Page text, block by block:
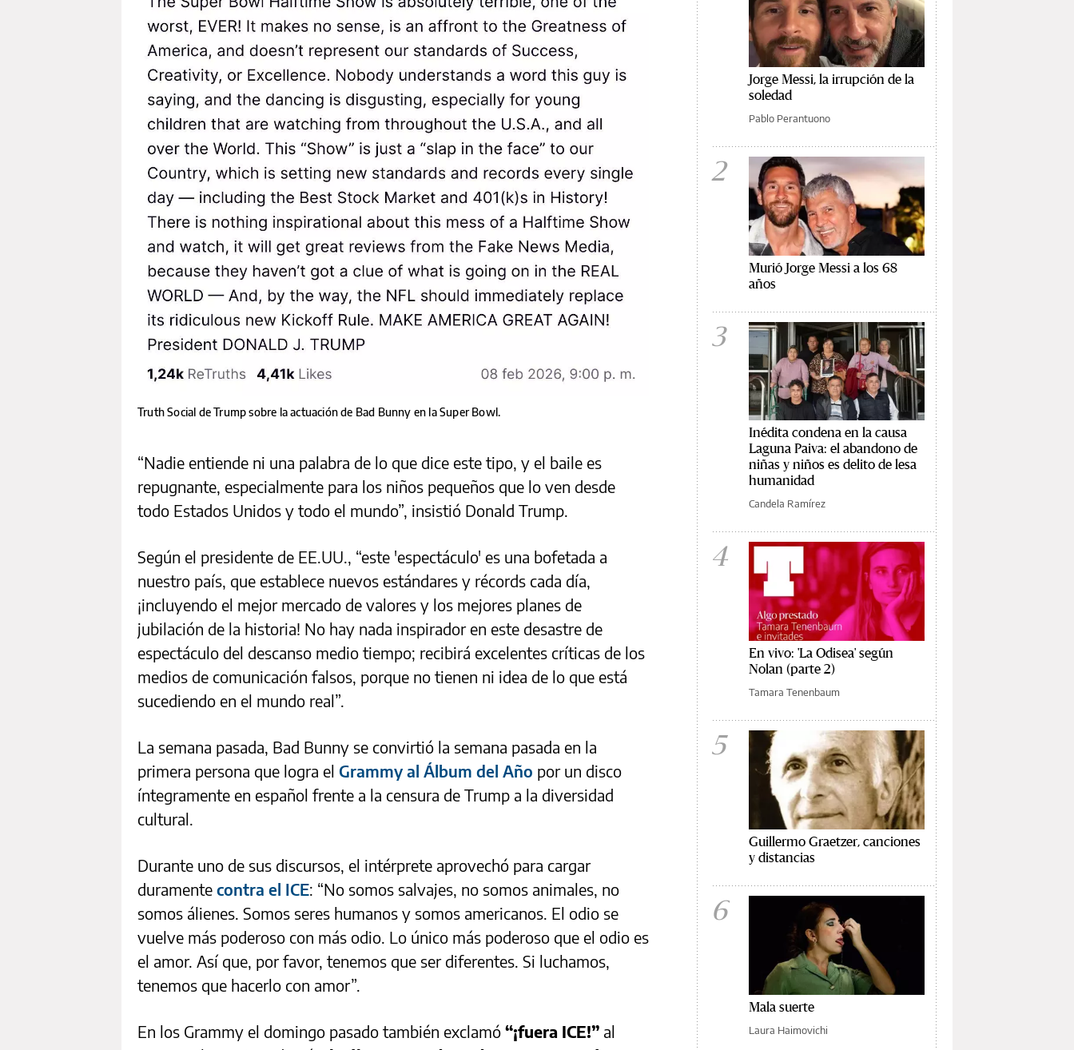
Truth Social de Trump sobre la actuación de Bad Bunny en la Super Bowl.
“Nadie entiende ni una palabra de lo que dice este tipo, y el baile es
repugnante, especialmente para los niños pequeños que lo ven desde
todo Estados Unidos y todo el mundo”, insistió Donald Trump.
Según el presidente de EE.UU., “este 'espectáculo' es una bofetada a
nuestro país, que establece nuevos estándares y récords cada día,
¡incluyendo el mejor mercado de valores y los mejores planes de
jubilación de la historia! No hay nada inspirador en este desastre de
espectáculo del descanso medio tiempo; recibirá excelentes críticas de los
medios de comunicación falsos, porque no tienen ni idea de lo que está
sucediendo en el mundo real”.
La semana pasada, Bad Bunny se convirtió la semana pasada en la
primera persona que logra el Grammy al Álbum del Año por un disco
íntegramente en español frente a la censura de Trump a la diversidad
cultural.
Durante uno de sus discursos, el intérprete aprovechó para cargar
duramente contra el ICE: “No somos salvajes, no somos animales, no
somos álienes. Somos seres humanos y somos americanos. El odio se
vuelve más poderoso con más odio. Lo único más poderoso que el odio es
el amor. Así que, por favor, tenemos que ser diferentes. Si luchamos,
tenemos que hacerlo con amor”.
En los Grammy el domingo pasado también exclamó “¡fuera ICE!” al
Jorge Messi, la irrupción de la
soledad
Pablo Perantuono
2
Murió Jorge Messi a los 68
años
3
Inédita condena en la causa
Laguna Paiva: el abandono de
niñas y niños es delito de lesa
humanidad
Candela Ramírez
4
En vivo: 'La Odisea' según
Nolan (parte 2)
Tamara Tenenbaum
5
Guillermo Graetzer, canciones
y distancias
6
Mala suerte
Laura Haimovichi